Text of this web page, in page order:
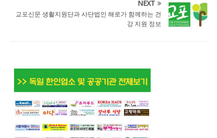
NEXT
교포신문 생활지원단과 사단법인 해로가 함께하는 건
강 지원 정보